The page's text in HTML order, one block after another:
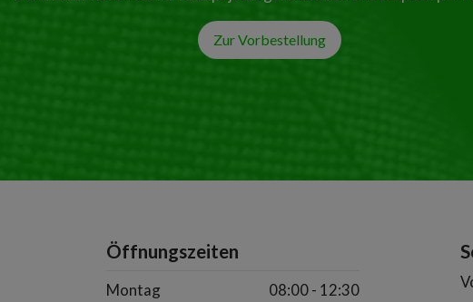
Zur Vorbestellung
Öffnungszeiten
Montag
08:00 - 12:30